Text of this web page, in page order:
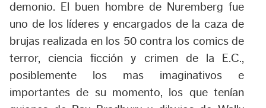
demonio. El buen hombre de Nuremberg fue
uno de los líderes y encargados de la caza de
brujas realizada en los 50 contra los comics de
terror, ciencia ficción y crimen de la E.C.,
posiblemente los mas imaginativos e
importantes de su momento, los que tenían